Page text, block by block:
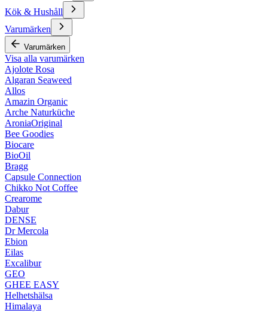
Kök & Hushåll
Varumärken
Varumärken
Visa alla varumärken
Ajolote Rosa
Algaran Seaweed
Allos
Amazin Organic
Arche Naturküche
AroniaOriginal
Bee Goodies
Biocare
BioOil
Bragg
Capsule Connection
Chikko Not Coffee
Crearome
Dabur
DENSE
Dr Mercola
Ebion
Eilas
Excalibur
GEO
GHEE EASY
Helhetshälsa
Himalaya